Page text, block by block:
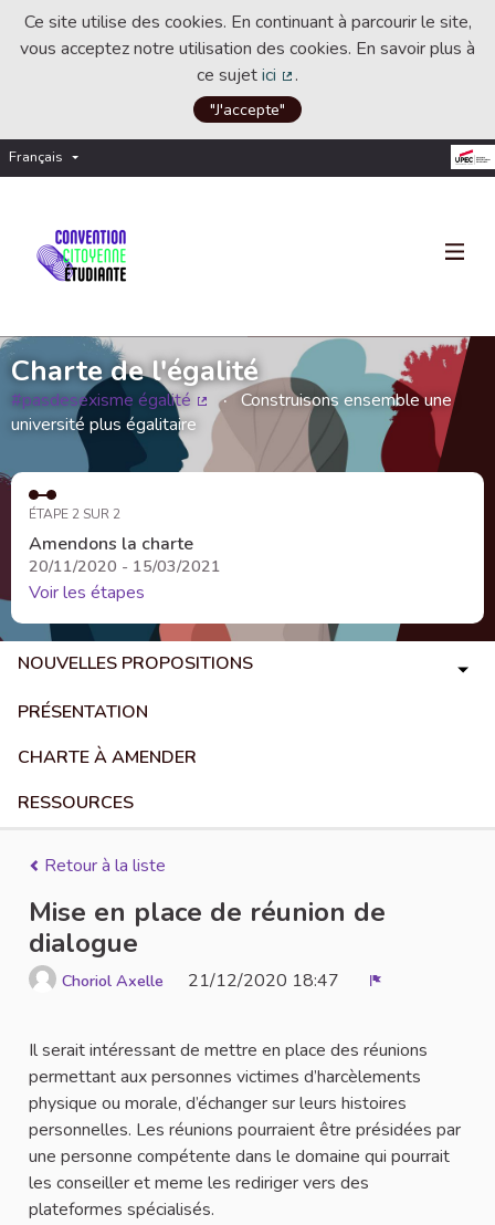
Ce site utilise des cookies. En continuant à parcourir le site,
vous acceptez notre utilisation des cookies. En savoir plus à
ce sujetici
(Lien externe)
.
"J'accepte"
Français Choisir la langue
Charte de l'égalité
#pasdesexisme égalité
(Lien externe)
Construisons ensemble une
université plus égalitaire
ÉTAPE 2 SUR 2
Amendons la charte
20/11/2020 - 15/03/2021
Voir les étapes
NOUVELLES PROPOSITIONS
PRÉSENTATION
CHARTE À AMENDER
RESSOURCES
Retour à la liste
Mise en place de réunion de
dialogue
Choriol Axelle 21/12/2020 18:47
Il serait intéressant de mettre en place des réunions
permettant aux personnes victimes d’harcèlements
physique ou morale, d’échanger sur leurs histoires
personnelles. Les réunions pourraient être présidées par
une personne compétente dans le domaine qui pourrait
les conseiller et meme les rediriger vers des
plateformes spécialisés.